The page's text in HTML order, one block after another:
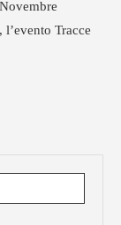
Tracce